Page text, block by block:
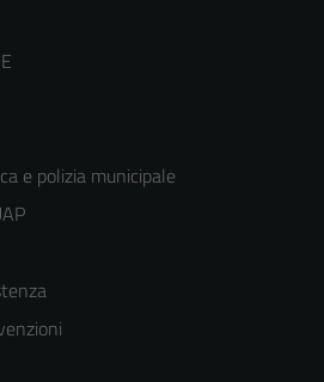
e polizia municipale